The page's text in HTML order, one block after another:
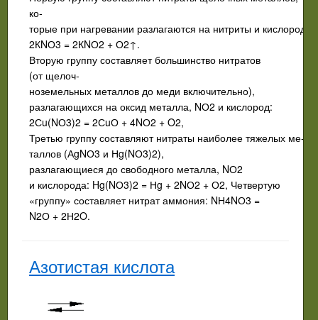
ко­
торые при нагревании разлагаются на нитриты и кислород:
2КNО3 = 2КNО2 + О2↑.
Вторую группу составляет большинство нитратов
(от щелоч­
ноземельных металлов до меди включительно),
разлагающихся на оксид металла, NО2 и кислород:
2Сu(NО3)2 = 2СuО + 4NО2 + O2,
Третью группу составляют нитраты наиболее тяжелых ме­
таллов (АgNО3 и Нg(NО3)2),
разлагающиеся до свободного ме­талла, NО2
и кислорода: Hg(NО3)2 = Нg + 2NО2 + О2, Четвертую
«группу» составляет нитрат аммония: NН4NО3 =
N2О + 2Н2O.
Азотистая кислота